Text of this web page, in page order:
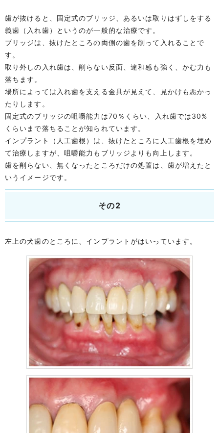
歯が抜けると、固定式のブリッジ、あるいは取りはずしをする
義歯（入れ歯）というのが一般的な治療です。
ブリッジは、抜けたところの両側の歯を削って入れることで
す。
取り外しの入れ歯は、削らない反面、違和感も強く、かむ力も
落ちます。
場所によっては入れ歯を支える金具が見えて、見かけも悪かっ
たりします。
固定式のブリッジの咀嚼能力は70％くらい、入れ歯では30%
くらいまで落ちることが知られています。
インプラント（人工歯根）は、抜けたところに人工歯根を埋め
て治療しますが、咀嚼能力もブリッジよりも向上します。
歯を削らない、無くなったところだけの処置は、歯が増えたと
いうイメージです。
その2
左上の犬歯のところに、インプラントがはいっています。